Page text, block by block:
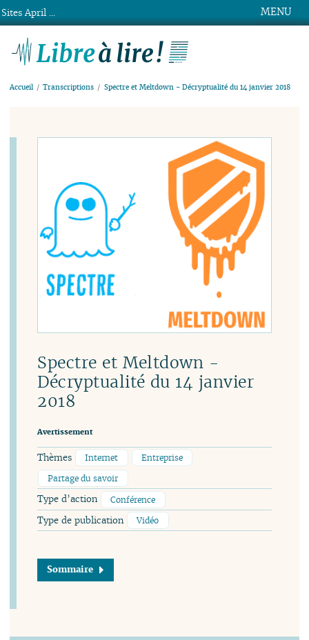
MENU
Accueil Transcriptions Spectre et Meltdown - Décryptualité du 14 janvier 2018
Spectre et Meltdown -
Décryptualité du 14 janvier
2018
Avertissement
Thèmes Internet
Entreprise
Partage du savoir
Type d’action Conférence
Type de publication Vidéo
Sommaire
Sites April ...